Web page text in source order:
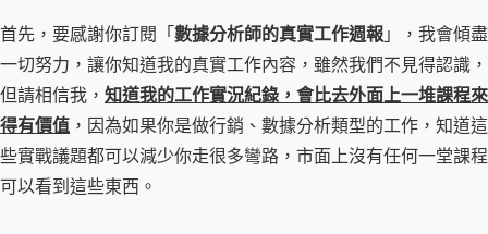
首先，要感謝你訂閱「 數據分析師的真實工作週報 」，我會傾盡
一切努力，讓你知道我的真實工作內容，雖然我們不見得認識，
但請相信我， 知道我的工作實況紀錄，會比去外面上一堆課程來
得有價值 ，因為如果你是做行銷、數據分析類型的工作，知道這
些實戰議題都可以減少你走很多彎路，市面上沒有任何一堂課程
可以看到這些東西。